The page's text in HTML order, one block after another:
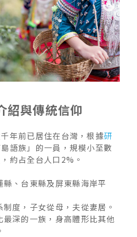
紹與傳統信仰
年前已居住在台灣，根據研
語族」的一員，規模小至數
約占全台人口2%。
、台東縣及屏東縣海岸平
度，子女從母，夫從妻居。
深的一族，身高體形比其他